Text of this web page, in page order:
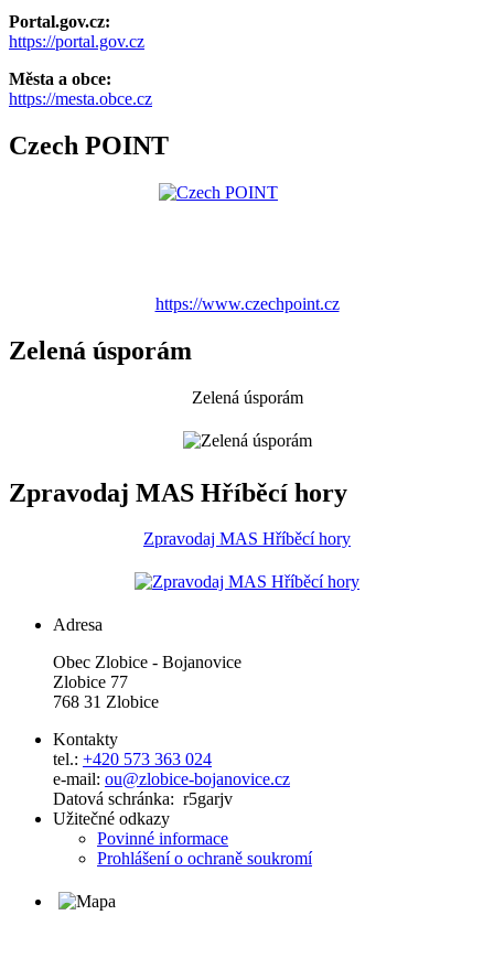
Portal.gov.cz:
https://portal.gov.cz
Města a obce:
https://mesta.obce.cz
Czech POINT
https://www.czechpoint.cz
Zelená úsporám
Zelená úsporám
Zpravodaj MAS Hříběcí hory
Zpravodaj MAS Hříběcí hory
Adresa
Obec Zlobice - Bojanovice
Zlobice 77
768 31 Zlobice
Kontakty
tel.: +420 573 363 024
e-mail: ou@zlobice-bojanovice.cz
Datová schránka: r5garjv
Užitečné odkazy
Povinné informace
Prohlášení o ochraně soukromí